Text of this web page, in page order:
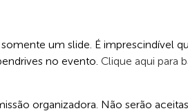
um slide. É imprescindível
no evento. Clique aqui para
organizadora. Não serão aceitas